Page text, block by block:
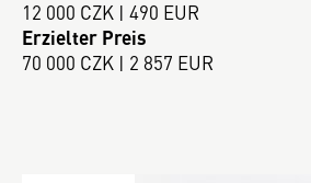
12 000 CZK | 490 EUR
Erzielter Preis
70 000 CZK | 2 857 EUR